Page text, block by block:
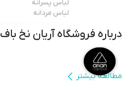
لباس پسرانه
لباس مردانه
درباره فروشگاهآریان نخ باف
مطالعه بیشتر